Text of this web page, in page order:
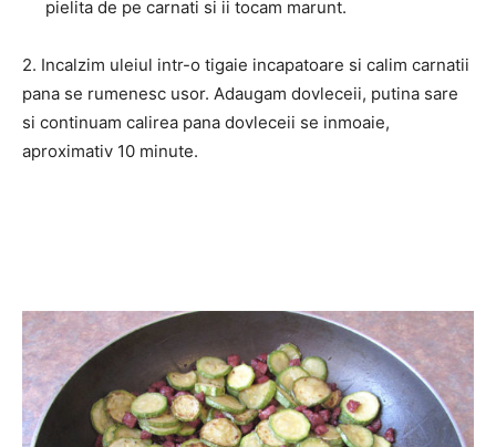
pielita de pe carnati si ii tocam marunt.
2. Incalzim uleiul intr-o tigaie incapatoare si calim carnatii
pana se rumenesc usor. Adaugam dovleceii, putina sare
si continuam calirea pana dovleceii se inmoaie,
aproximativ 10 minute.